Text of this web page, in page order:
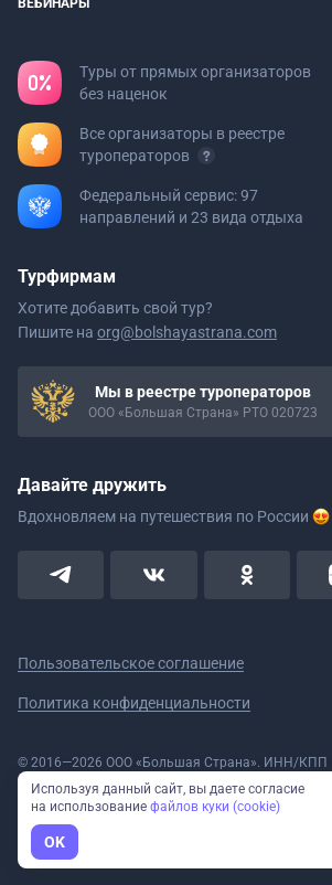
ВЕБИНАРЫ
Туры от прямых организаторов
без наценок
Все организаторы в реестре
туроператоров
Федеральный сервис: 97
направлений и 23 вида отдыха
Турфирмам
Хотите добавить свой тур?
Пишите на org@bolshayastrana.com
Мы в реестре туроператоров
ООО «Большая Страна» РТО 020723
Давайте дружить
Вдохновляем на путешествия по России
Пользовательское соглашение
Политика конфиденциальности
© 2016—2026 ООО «Большая Страна». ИНН/КПП
5908078160/590801001 ОГРН 1185958020533
Номер в реестре Роскомнадзора № 59-18-
11.10.2018)
Полное или частичное копирование
только с указанием активной ссылки на сайт
Используя данный сайт, вы даете согласие
на использование файлов куки (cookie)
OK